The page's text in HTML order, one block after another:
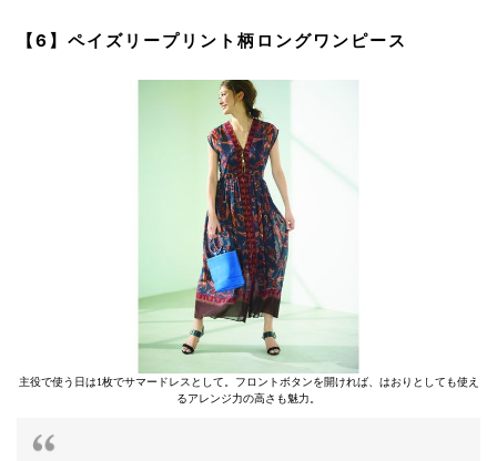
【6】ペイズリープリント柄ロングワンピース
主役で使う日は1枚でサマードレスとして。フロントボタンを開ければ、はおりとしても使え
るアレンジ力の高さも魅力。